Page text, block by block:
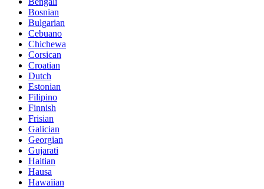
Bosnian
Bulgarian
Cebuano
Chichewa
Corsican
Croatian
Dutch
Estonian
Filipino
Finnish
Frisian
Galician
Georgian
Gujarati
Haitian
Hausa
Hawaiian